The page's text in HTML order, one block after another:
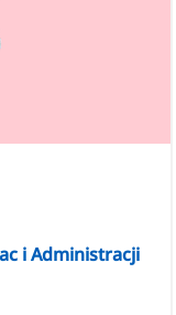
i Administracji